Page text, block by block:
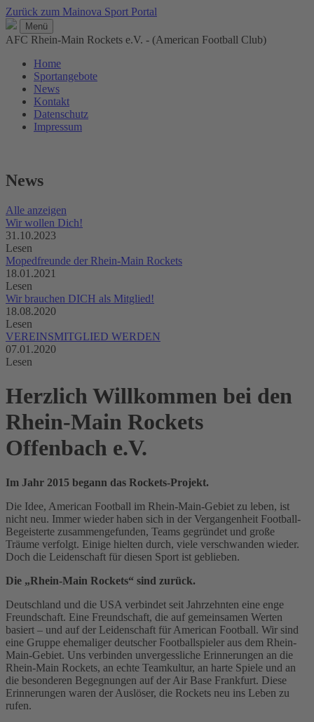
Zurück zum Mainova Sport Portal
Menü
AFC Rhein-Main Rockets e.V. - (American Football Club)
Home
Sportangebote
News
Kontakt
Datenschutz
Impressum
News
Alle anzeigen
Wir wollen Dich!
31.10.2023
Lesen
Mopedfreunde der Rhein-Main Rockets
18.01.2021
Lesen
Wir brauchen DICH als Mitglied!
18.08.2020
Lesen
VEREINSMITGLIED WERDEN
07.01.2020
Lesen
Herzlich Willkommen bei den
Rhein-Main Rockets
Offenbach e.V.
Im Jahr 2015 begann das Rockets-Projekt.
Die Idee, American Football im Rhein-Main-Gebiet zu leben, ist
nicht neu. Immer wieder haben sich in der Vergangenheit Football-
Begeisterte zusammengefunden, Teams gegründet und große
Träume verfolgt. Einige hielten durch, viele verschwanden wieder.
Doch die Leidenschaft für diesen Sport ist geblieben.
Die „Rhein-Main Rockets“ sind zurück.
Deutschland und die USA verbindet seit Jahrzehnten eine enge
Freundschaft. Eine Freundschaft, die auf gemeinsamen Werten
basiert – und auf der Leidenschaft für American Football. Wir sind
eine Gruppe ehemaliger deutscher Footballspieler aus dem Rhein-
Main-Gebiet. Uns verbinden unvergessliche Erinnerungen an die
Rhein-Main Rockets, an echte Teamkultur, an harte Spiele und an
die besonderen Begegnungen auf der Air Base Frankfurt. Diese
Erinnerungen waren der Auslöser, die Rockets neu ins Leben zu
rufen.